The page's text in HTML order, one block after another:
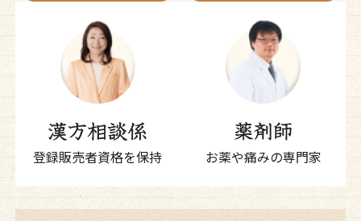
登録販売者資格を保持 お薬や痛みの専門家